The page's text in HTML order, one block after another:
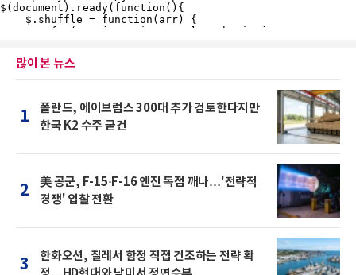
많이 본 뉴스
1
폴란드, 에이브럼스 300대 추가 검토한다지만
한국 K2 수주 굳건
2
美 공군, F-15·F-16 엔진 독점 깨나…'전략적
경쟁' 입찰 전환
3
한화오션, 칠레서 함정 직접 건조하는 전략 확